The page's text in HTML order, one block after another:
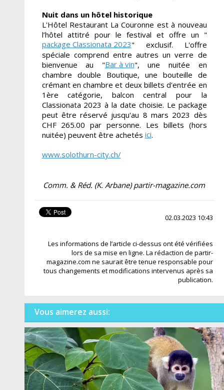
Nuit dans un hôtel historique
L'Hôtel Restaurant La Couronne est à nouveau
l’hôtel attitré pour le festival et offre un "
package Classionata 2023" exclusif. L'offre
spéciale comprend entre autres un verre de
bienvenue au "Bar à vin", une nuitée en
chambre double Boutique, une bouteille de
crémant en chambre et deux billets d'entrée en
1ère catégorie, balcon central pour la
Classionata 2023 à la date choisie. Le package
peut être réservé jusqu'au 8 mars 2023 dès
CHF 265.00 par personne. Les billets (hors
nuitée) peuvent être achetés ici.
www.solothurn-city.ch/
Comm. & Réd. (K. Arbane) partir-magazine.com
02.03.2023 10:43
Les informations de l’article ci-dessus ont été vérifiées
lors de sa mise en ligne. La rédaction de partir-
magazine.com ne saurait être tenue responsable pour
tous changements et modifications intervenus après sa
publication.
Vous aimerez aussi: